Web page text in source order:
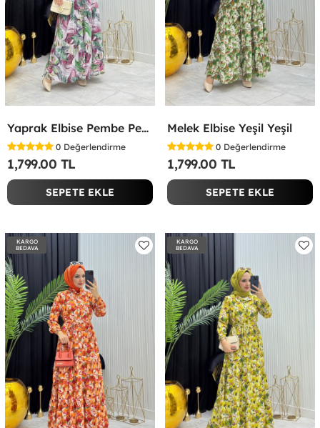
Yaprak Elbise Pembe Pembe
0 Değerlendirme
1,799.00 TL
SEPETE EKLE
Melek Elbise Yeşil Yeşil
0 Değerlendirme
1,799.00 TL
SEPETE EKLE
KARGO
BEDAVA
KARGO
BEDAVA